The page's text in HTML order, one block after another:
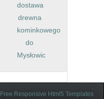
dostawa
drewna
kominkowego
do
Mysłowic
Free Responsive Html5 Templates